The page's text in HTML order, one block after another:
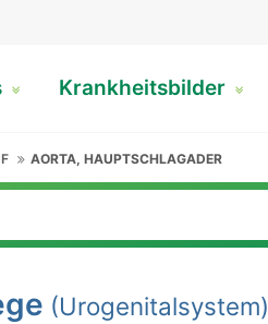
Krankheitsbilder
AORTA, HAUPTSCHLAGADER
(Urogenitalsystem)